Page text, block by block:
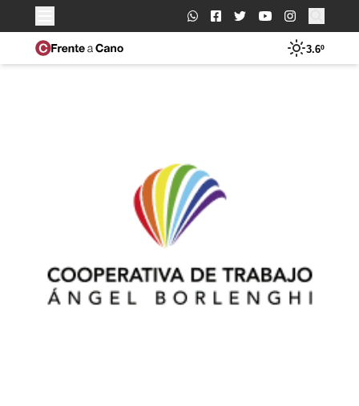
Buscar:
3.6º